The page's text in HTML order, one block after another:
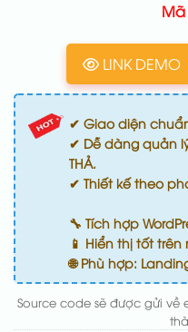
Mã
LINK DEMO
✔ Giao diện
✔ Dễ dàng quản
THẢ.
✔ Thiết kế theo
🔧 Tích hợp
📱 Hiển thị tốt
🌐 Phù hợp:
Source code sẽ được gửi